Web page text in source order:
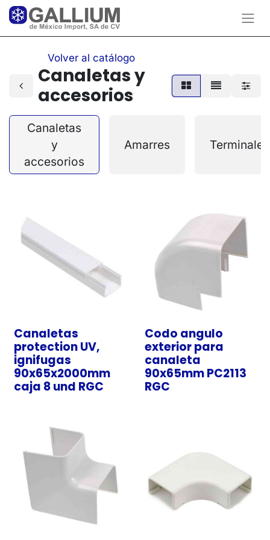
Volver al catálogo
Canaletas y
accesorios
Canaletas
y
accesorios
Amarres Terminales
Canaletas
protection UV,
ignifugas
90x65x2000mm
caja 8 und RGC
Codo angulo
exterior para
canaleta
90x65mm PC2113
RGC